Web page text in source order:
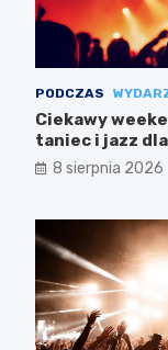
PODCZAS
Ciekawy
taniec i jazz
8 sierpnia 2026